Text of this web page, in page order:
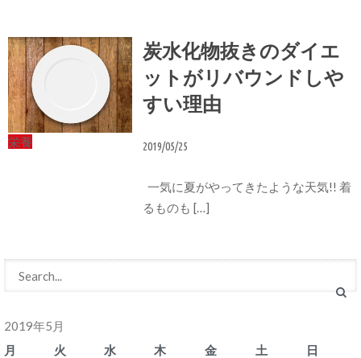
栄養
炭水化物抜きのダイエ
ットがリバウンドしや
すい理由
2019/05/25
一気に夏がやってきたような天気!! 着
るものも […]
2019年5月
月
火 水 木 金 土
日